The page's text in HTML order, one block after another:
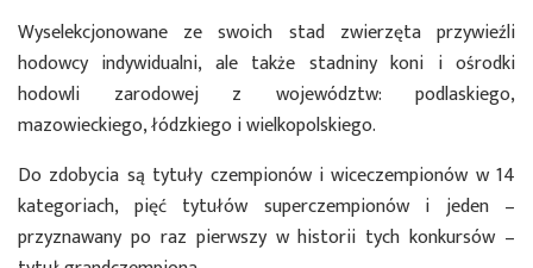
Wyselekcjonowane ze swoich stad zwierzęta przywieźli
hodowcy indywidualni, ale także stadniny koni i ośrodki
hodowli zarodowej z województw: podlaskiego,
mazowieckiego, łódzkiego i wielkopolskiego.
Do zdobycia są tytuły czempionów i wiceczempionów w 14
kategoriach, pięć tytułów superczempionów i jeden –
przyznawany po raz pierwszy w historii tych konkursów –